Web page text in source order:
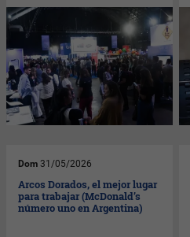
Dom 31/05/2026
Arcos Dorados, el mejor lugar
para trabajar (McDonald’s
número uno en Argentina)